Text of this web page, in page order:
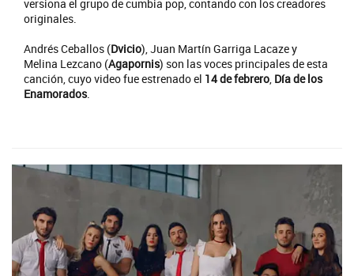
versiona el grupo de cumbia pop, contando con los creadores
originales.
Andrés Ceballos (Dvicio), Juan Martín Garriga Lacaze y
Melina Lezcano (Agapornis) son las voces principales de esta
canción, cuyo video fue estrenado el 14 de febrero, Día de los
Enamorados.